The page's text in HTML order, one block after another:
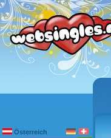
Österreich